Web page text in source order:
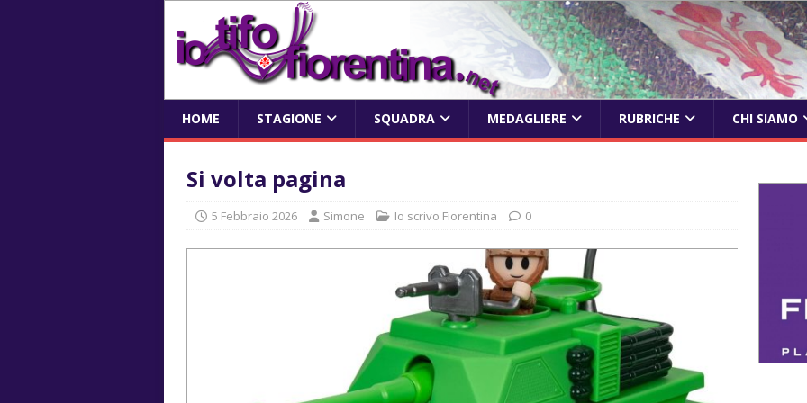
HOME STAGIONE SQUADRA MEDAGLIERE RUBRICHE CHI SIAMO
Si volta pagina
5 Febbraio 2026 Simone Io scrivo Fiorentina 0